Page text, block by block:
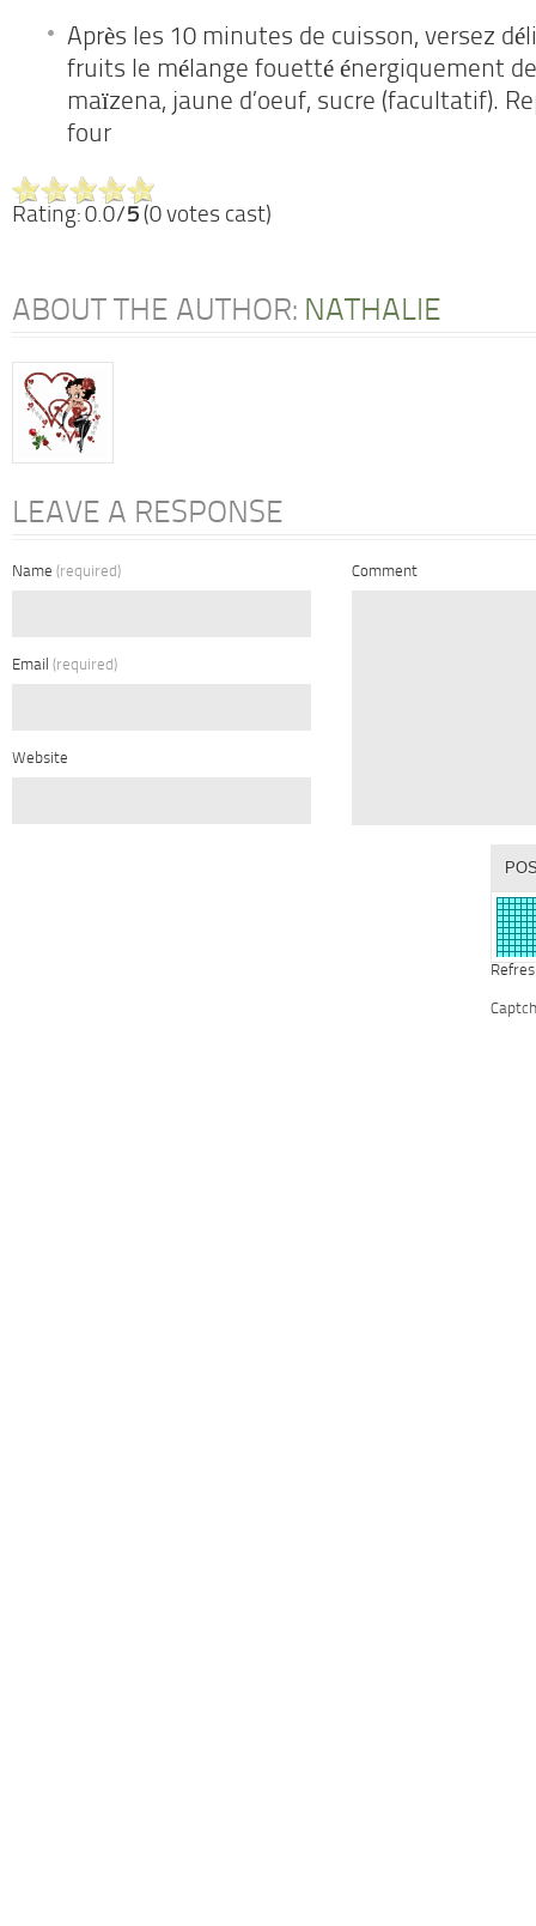
Après les 10 minutes de cuisson, versez
fruits le mélange fouetté énergiquement
maïzena, jaune d’oeuf, sucre (facultatif).
four
Rating: 0.0/5 (0 votes cast)
ABOUT THE AUTHOR: NATHALIE
LEAVE A RESPONSE
Name (required)
Email (required)
Website
Comment